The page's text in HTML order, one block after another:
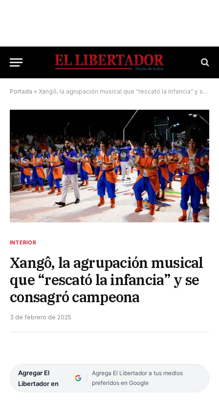
Portada » Xangô, la agrupación musical que “rescató la infancia” y se consagró campeona
INTERIOR
Xangô, la agrupación musical
que “rescató la infancia” y se
consagró campeona
3 de febrero de 2025
Agregar El
Libertador en
Agrega El Libertador a tus medios
preferidos en Google